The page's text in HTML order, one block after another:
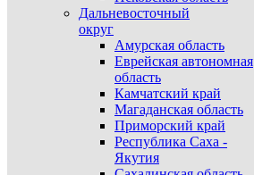
Дальневосточный
округ
Амурская область
Еврейская автономная
область
Камчатский край
Магаданская область
Приморский край
Республика Саха -
Якутия